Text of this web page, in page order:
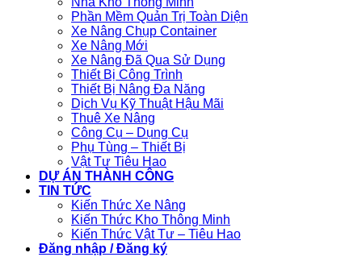
Phần Mềm Quản Trị Toàn Diện
Xe Nâng Chụp Container
Xe Nâng Mới
Xe Nâng Đã Qua Sử Dụng
Thiết Bị Công Trình
Thiết Bị Nâng Đa Năng
Dịch Vụ Kỹ Thuật Hậu Mãi
Thuê Xe Nâng
Công Cụ – Dụng Cụ
Phụ Tùng – Thiết Bị
Vật Tư Tiêu Hao
DỰ ÁN THÀNH CÔNG
TIN TỨC
Kiến Thức Xe Nâng
Kiến Thức Kho Thông Minh
Kiến Thức Vật Tư – Tiêu Hao
Đăng nhập / Đăng ký